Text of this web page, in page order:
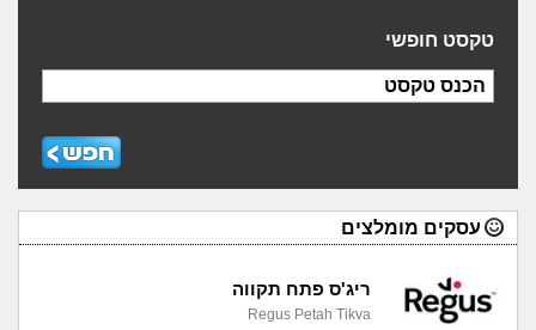
טקסט חופשי
הכנס טקסט
עסקים מומלצים
ריג'ס פתח תקווה
Regus Petah Tikva